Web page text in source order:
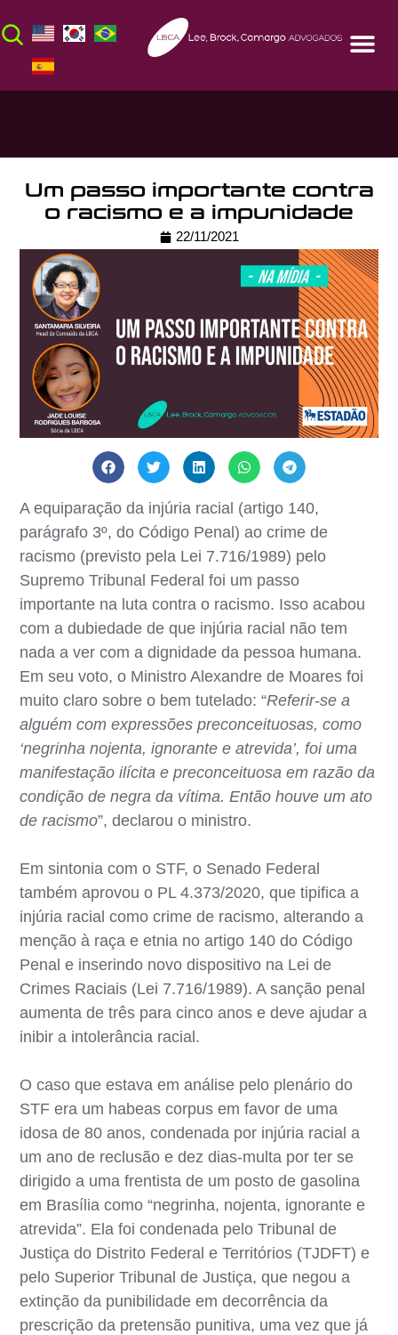
Um passo importante contra
o racismo e a impunidade
22/11/2021
A equiparação da injúria racial (artigo 140,
parágrafo 3º, do Código Penal) ao crime de
racismo (previsto pela Lei 7.716/1989) pelo
Supremo Tribunal Federal foi um passo
importante na luta contra o racismo. Isso acabou
com a dubiedade de que injúria racial não tem
nada a ver com a dignidade da pessoa humana.
Em seu voto, o Ministro Alexandre de Moares foi
muito claro sobre o bem tutelado: “Referir-se a
alguém com expressões preconceituosas, como
‘negrinha nojenta, ignorante e atrevida’, foi uma
manifestação ilícita e preconceituosa em razão da
condição de negra da vítima. Então houve um ato
de racismo”, declarou o ministro.
Em sintonia com o STF, o Senado Federal
também aprovou o PL 4.373/2020, que tipifica a
injúria racial como crime de racismo, alterando a
menção à raça e etnia no artigo 140 do Código
Penal e inserindo novo dispositivo na Lei de
Crimes Raciais (Lei 7.716/1989). A sanção penal
aumenta de três para cinco anos e deve ajudar a
inibir a intolerância racial.
O caso que estava em análise pelo plenário do
STF era um habeas corpus em favor de uma
idosa de 80 anos, condenada por injúria racial a
um ano de reclusão e dez dias-multa por ter se
dirigido a uma frentista de um posto de gasolina
em Brasília como “negrinha, nojenta, ignorante e
atrevida”. Ela foi condenada pelo Tribunal de
Justiça do Distrito Federal e Territórios (TJDFT) e
pelo Superior Tribunal de Justiça, que negou a
extinção da punibilidade em decorrência da
prescrição da pretensão punitiva, uma vez que já